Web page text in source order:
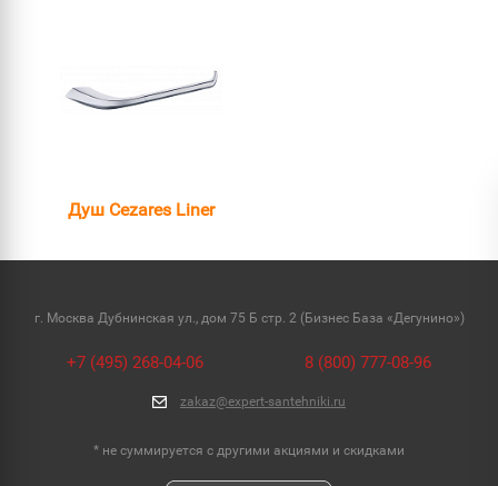
Душ Cezares Liner
г. Москва Дубнинская ул., дом 75 Б стр. 2 (Бизнес База «Дегунино»)
+7 (495) 268-04-06 8 (800) 777-08-96
zakaz@expert-santehniki.ru
* не суммируется с другими акциями и скидками